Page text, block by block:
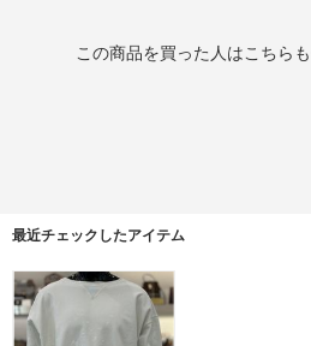
この商品を買った人はこちら
最近チェックしたアイテム